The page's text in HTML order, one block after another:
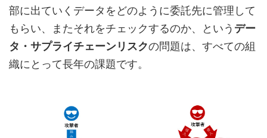
部に出ていくデータをどのように委託先に管理して
もらい、またそれをチェックするのか、という デー
タ・サプライチェーンリスクの問題は、すべての組
織にとって長年の課題です。